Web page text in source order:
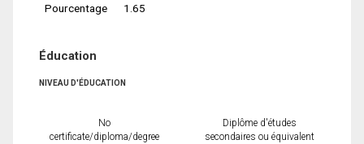
Pourcentage
1.65
Éducation
NIVEAU D'ÉDUCATION
No
certificate/diploma/degree
Diplôme d'études
secondaires ou équivalent